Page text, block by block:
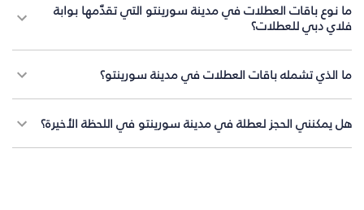
ما نوع باقات العطلات في مدينة سورينتو التي تقدّمها بوابة
فلاي دبي للعطلات؟
ما الذي تشمله باقات العطلات في مدينة سورينتو؟
هل يمكنني الحجز لعطلة في مدينة سورينتو في اللحظة الأخيرة؟